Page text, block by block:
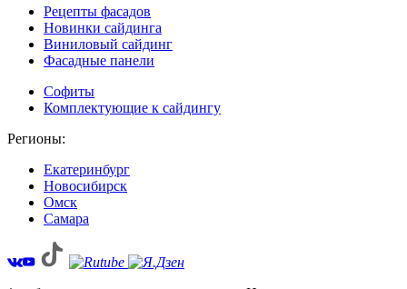
Рецепты фасадов
Новинки сайдинга
Виниловый сайдинг
Фасадные панели
Софиты
Комплектующие к сайдингу
Регионы:
Екатеринбург
Новосибирск
Омск
Самара